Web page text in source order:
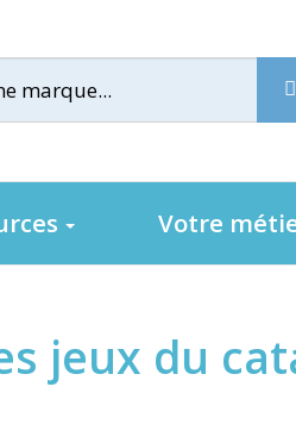
Votre
jeux du